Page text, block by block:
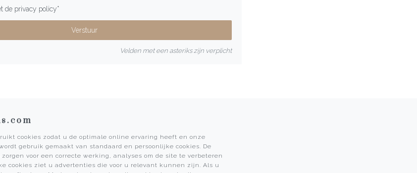
de privacy policy*
Velden met een asteriks zijn verplicht
Informatie Leon Martens
cookies zodat u de optimale online ervaring heeft en onze
gebruik gemaakt van standaard en persoonlijke cookies. De
zorgen voor een correcte werking, analyses om de site te verbeteren
cookies ziet u advertenties die voor u relevant kunnen zijn. Als u